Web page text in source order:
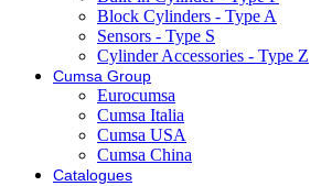
Block Cylinders - Type A
Sensors - Type S
Cylinder Accessories - Type Z
Cumsa Group
Eurocumsa
Cumsa Italia
Cumsa USA
Cumsa China
Catalogues